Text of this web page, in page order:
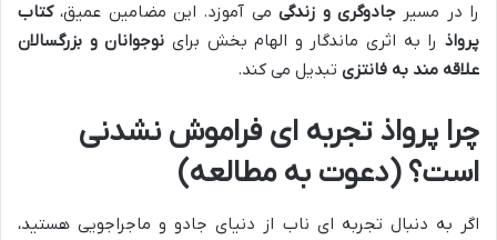
را در مسیرجادوگری و زندگیمی آموزد. این مضامین عمیق،کتاب
پرواذرا به اثری ماندگار و الهام بخش برای نوجوانان و بزرگسالان
علاقه مند به فانتزی تبدیل می کند.
چرا پرواذ تجربه ای فراموش نشدنی
است؟ (دعوت به مطالعه)
اگر به دنبال تجربه ای ناب از دنیای جادو و ماجراجویی هستید،